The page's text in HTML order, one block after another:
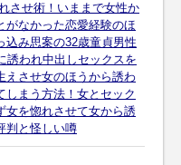
させ術！いままで女性か
がなかった恋愛経験のほ
込み思案の32歳童貞男性
誘われ中出しセックスを
えさせ女のほうから誘わ
しまう方法！女とセック
女を惚れさせて女から誘
判と怪しい噂